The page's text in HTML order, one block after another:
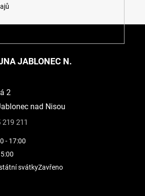
JABLONEC N.
2
nad Nisou
211
- 17:00
svátkyZavřeno